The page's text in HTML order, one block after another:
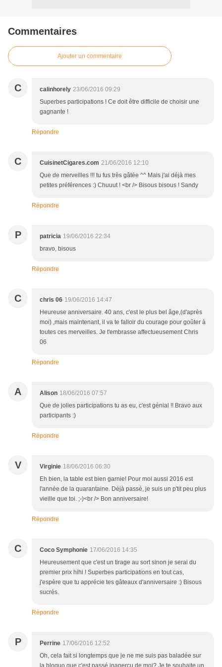
Commentaires
Ajouter un commentaire
C calinhorely 23/06/2016 09:29
Superbes participations ! Ce doit être difficile de choisir une
gagnante !
Répondre
C CuisinetCigares.com 21/06/2016 12:10
Que de merveilles !!! tu fus très gâtée ^^ Mais j'ai déjà mes
petites préférences :) Chuuut ! <br /> Bisous bisous ! Sandy
Répondre
P patricia 19/06/2016 22:34
bravo, bisous
Répondre
C chris 06 19/06/2016 14:47
Heureuse anniversaire. 40 ans, c'est le plus bel âge,(d'après
moi) ,mais maintenant, il va te falloir du courage pour goûter à
toutes ces merveilles. Je t'embrasse affectueusement Chris
06
Répondre
A Alison 18/06/2016 07:57
Que de jolies participations tu as eu, c'est génial !! Bravo aux
participants :)
Répondre
V Virginie 18/06/2016 06:30
Eh bien, la table est bien garnie! Pour moi aussi 2016 est
l'année de la quarantaine. Déjà passé, je suis un p'tit peu plus
vieille que toi. ;-)<br /> Bon anniversaire!
Répondre
C Coco Symphonie 17/06/2016 14:35
Heureusement que c'est un tirage au sort sinon je serai du
premier prix hihi ! Superbes participations en tout cas,
j'espère que tu apprécie tes gâteaux d'anniversaire :) Bisous
sucrés.
Répondre
P Perrine 17/06/2016 12:52
Oh, cela fait si longtemps que je ne me suis pas baladée sur
la bloguo que c'est passé inaperçu de moi? Je te souhaite un